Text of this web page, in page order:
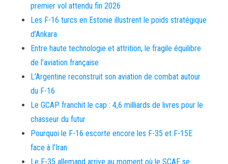
premier vol attendu fin 2026
Les F-16 turcs en Estonie illustrent le poids stratégique
d’Ankara
Entre haute technologie et attrition, le fragile équilibre
de l’aviation française
L’Argentine reconstruit son aviation de combat autour
du F-16
Le GCAP franchit le cap : 4,6 milliards de livres pour le
chasseur du futur
Pourquoi le F-16 escorte encore les F-35 et F-15E
face à l’Iran
Le F-35 allemand arrive au moment où le SCAF se